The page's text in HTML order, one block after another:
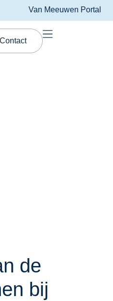
Van Meeuwen Portal
Contact
de
bij